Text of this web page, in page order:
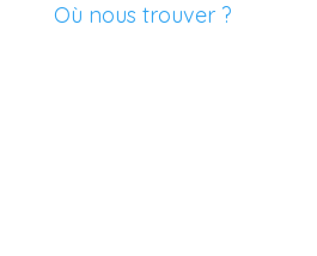
Où nous trouver ?